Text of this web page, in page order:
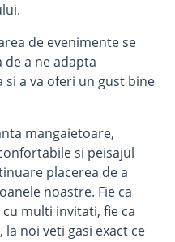
de evenimente se
de a ne adapta
a va oferi un gust bine
mangaietoare,
si peisajul
placerea de a
noastre. Fie ca
multi invitati, fie ca
noi veti gasi exact ce